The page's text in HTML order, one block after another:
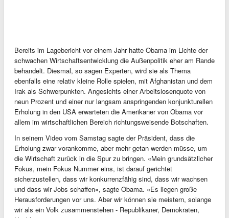
Bereits im Lagebericht vor einem Jahr hatte Obama im Lichte der
schwachen Wirtschaftsentwicklung die Außenpolitik eher am Rande
behandelt. Diesmal, so sagen Experten, wird sie als Thema
ebenfalls eine relativ kleine Rolle spielen, mit Afghanistan und dem
Irak als Schwerpunkten. Angesichts einer Arbeitslosenquote von
neun Prozent und einer nur langsam anspringenden konjunkturellen
Erholung in den USA erwarteten die Amerikaner von Obama vor
allem im wirtschaftlichen Bereich richtungsweisende Botschaften.
In seinem Video vom Samstag sagte der Präsident, dass die
Erholung zwar vorankomme, aber mehr getan werden müsse, um
die Wirtschaft zurück in die Spur zu bringen. «Mein grundsätzlicher
Fokus, mein Fokus Nummer eins, ist darauf gerichtet
sicherzustellen, dass wir konkurrenzfähig sind, dass wir wachsen
und dass wir Jobs schaffen», sagte Obama. «Es liegen große
Herausforderungen vor uns. Aber wir können sie meistern, solange
wir als ein Volk zusammenstehen - Republikaner, Demokraten,